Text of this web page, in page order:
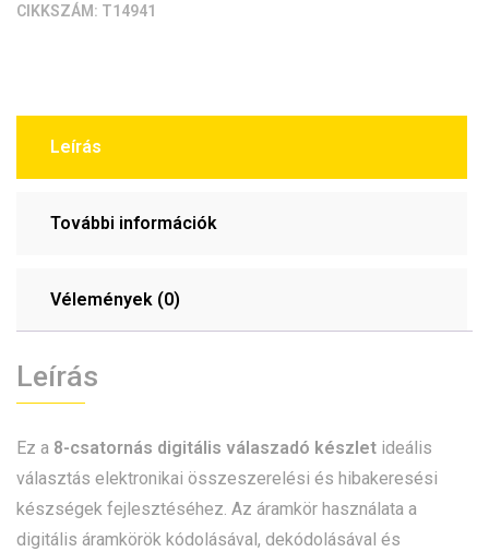
CIKKSZÁM: T14941
Leírás
További információk
Vélemények (0)
Leírás
Ez a 8-csatornás digitális válaszadó készlet ideális
választás elektronikai összeszerelési és hibakeresési
készségek fejlesztéséhez. Az áramkör használata a
digitális áramkörök kódolásával, dekódolásával és